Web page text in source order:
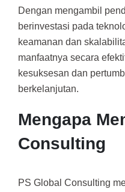
Dengan mengambil
berinvestasi pada
keamanan dan
manfaatnya secara
kesuksesan dan
berkelanjutan.
Mengapa
Consulting
PS Global Consulting